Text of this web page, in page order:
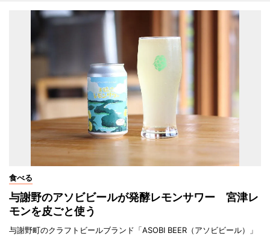
食べる
与謝野のアソビビールが発酵レモンサワー 宮津レ
モンを皮ごと使う
与謝野町のクラフトビールブランド「ASOBI BEER（アソビビール）」